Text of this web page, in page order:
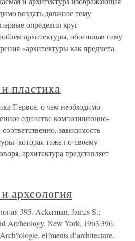
воздать должное тому
определил круг
архитектуры, обосновав саму
«архитектуры как предмета
пластика
Первое, о чем необходимо
единство композиционно-
зависимость
(которая тоже по-своему
архитектура представляет
археология
395. Ackerman, James S.;
Archeology. New York, 1963.396.
el?ments d’architecture.